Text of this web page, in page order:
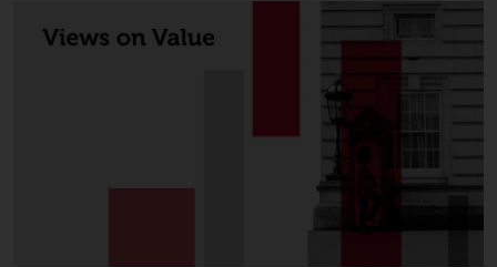
Diese Website beschreibt die
Fähigkeiten von Redwheel und
auf dieser Website enthaltenen